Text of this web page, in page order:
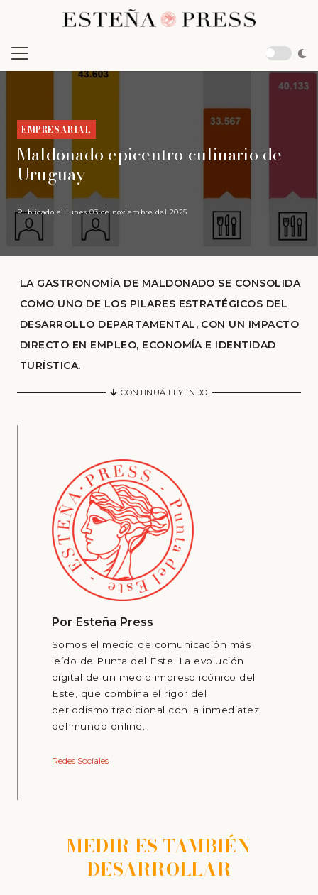
EMPRESARIAL
Maldonado epicentro culinario de
Uruguay
Publicado el lunes 03 de noviembre del 2025
LA GASTRONOMÍA DE MALDONADO SE CONSOLIDA
COMO UNO DE LOS PILARES ESTRATÉGICOS DEL
DESARROLLO DEPARTAMENTAL, CON UN IMPACTO
DIRECTO EN EMPLEO, ECONOMÍA E IDENTIDAD
TURÍSTICA.
CONTINUÁ LEYENDO
Por Esteña Press
Somos el medio de comunicación más
leído de Punta del Este. La evolución
digital de un medio impreso icónico del
Este, que combina el rigor del
periodismo tradicional con la inmediatez
del mundo online.
Redes Sociales
MEDIR ES TAMBIÉN
DESARROLLAR